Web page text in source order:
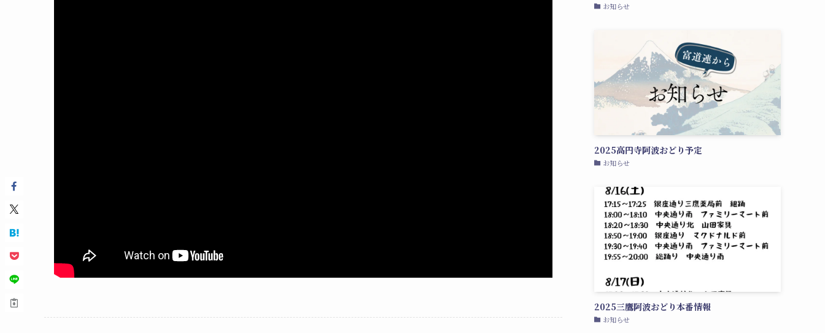
お知らせ
2025高円寺阿波おどり予定
お知らせ
2025三鷹阿波おどり本番情報
お知らせ